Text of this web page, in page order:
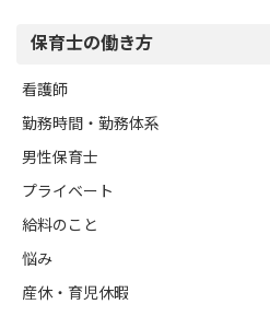
保育士の働き方
看護師
勤務時間・勤務体系
男性保育士
プライベート
給料のこと
悩み
産休・育児休暇